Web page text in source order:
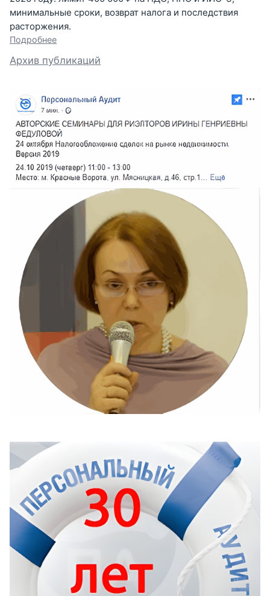
минимальные сроки, возврат налога и последствия
расторжения.
Подробнее
Архив публикаций